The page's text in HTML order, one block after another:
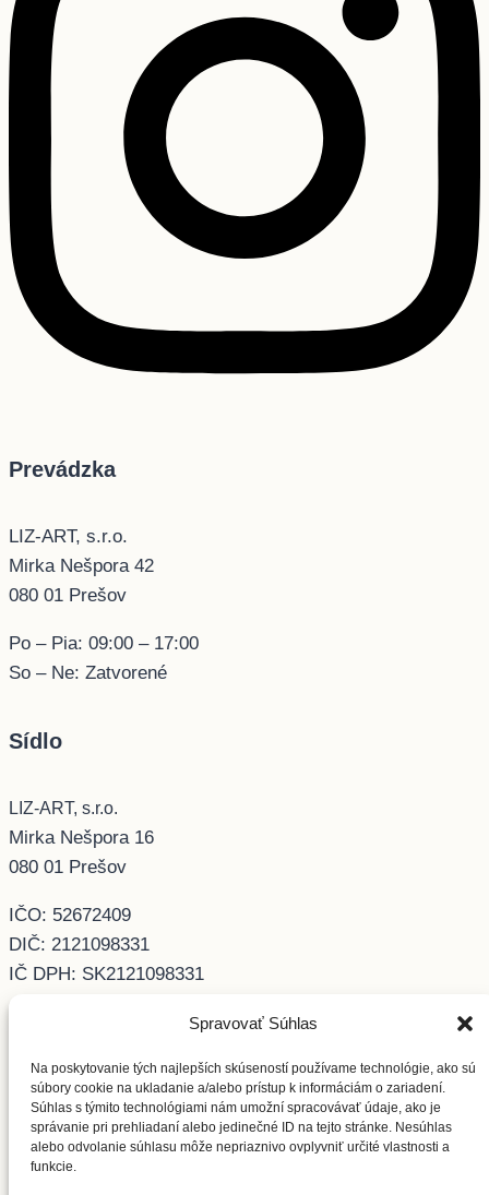
Spravovať Súhlas
Na poskytovanie tých najlepších skúseností používame technológie, ako sú
súbory cookie na ukladanie a/alebo prístup k informáciám o zariadení.
Súhlas s týmito technológiami nám umožní spracovávať údaje, ako je
správanie pri prehliadaní alebo jedinečné ID na tejto stránke. Nesúhlas
alebo odvolanie súhlasu môže nepriaznivo ovplyvniť určité vlastnosti a
funkcie.
Prevádzka
LIZ-ART, s.r.o.
Mirka Nešpora 42
080 01 Prešov
Po – Pia: 09:00 – 17:00
So – Ne: Zatvorené
Sídlo
LIZ-ART, s.r.o.
Mirka Nešpora 16
080 01 Prešov
IČO: 52672409
DIČ: 2121098331
IČ DPH: SK2121098331
info@liz-art.sk
+421 919 377 519